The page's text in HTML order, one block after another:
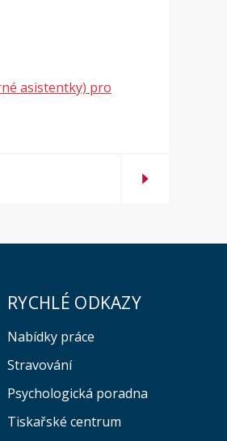
asistentky) pro
RYCHLÉ ODKAZY
Nabídky práce
Stravování
Psychologická poradna
Tiskařské centrum